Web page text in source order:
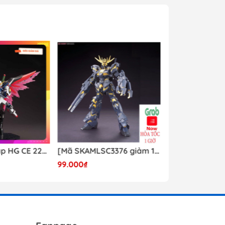
Mô hình lắp ráp HG CE 224 Destiny Revive Daban [TẶNG WING EFFECT]
[Mã SKAMLSC3376 giảm 10% đơn 100K] Mô Hình lắp ráp Gundam HG Unicorn Gundam 02 Banshee (Destroy Mode) 134 Daban
99.000₫